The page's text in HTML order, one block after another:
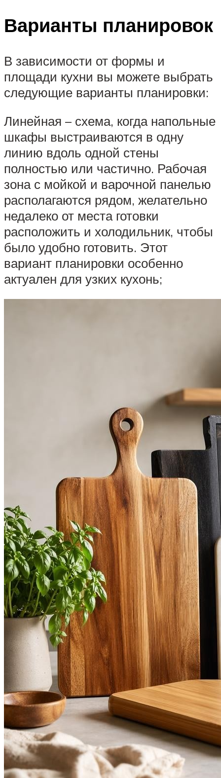
Варианты планировок
В зависимости от формы и
площади кухни вы можете выбрать
следующие варианты планировки:
Линейная – схема, когда напольные
шкафы выстраиваются в одну
линию вдоль одной стены
полностью или частично. Рабочая
зона с мойкой и варочной панелью
располагаются рядом, желательно
недалеко от места готовки
расположить и холодильник, чтобы
было удобно готовить. Этот
вариант планировки особенно
актуален для узких кухонь;